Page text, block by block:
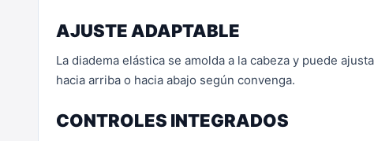
AJUSTE ADAPTABLE
La diadema elástica se amolda a la cabeza y puede
hacia arriba o hacia abajo según convenga.
CONTROLES INTEGRADOS